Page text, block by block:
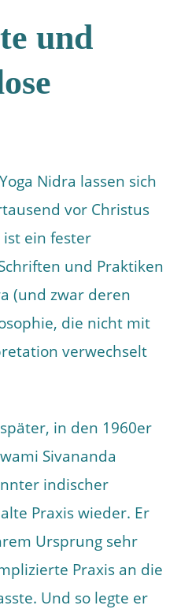
und
Nidra lassen sich
vor Christus
ist ein fester
und Praktiken
(und zwar deren
die nicht mit
verwechselt
in den 1960er
Sivananda
indischer
Praxis wieder. Er
Ursprung sehr
Praxis an die
Und so legte er